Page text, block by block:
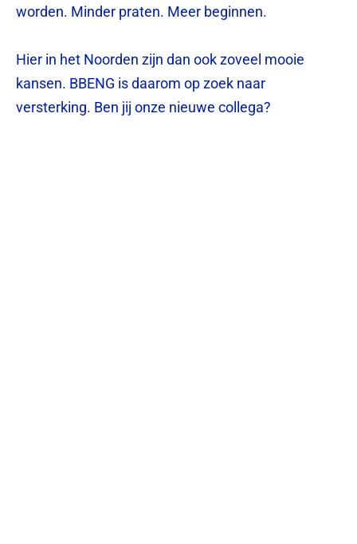
worden. Minder praten. Meer beginnen.
Hier in het Noorden zijn dan ook zoveel mooie
kansen. BBENG is daarom op zoek naar
versterking. Ben jij onze nieuwe collega?